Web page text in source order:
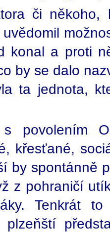
či
konal a proti
by se dalo
ta jednota,
povolením
křesťané,
by spontánně
z pohraničí
Tenkrát
plzeňští